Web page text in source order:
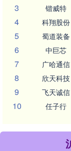
3 锴威特
4 科翔股份
5 蜀道装备
6 中巨芯
7 广哈通信
8 欣天科技
9 飞天诚信
10 任子行